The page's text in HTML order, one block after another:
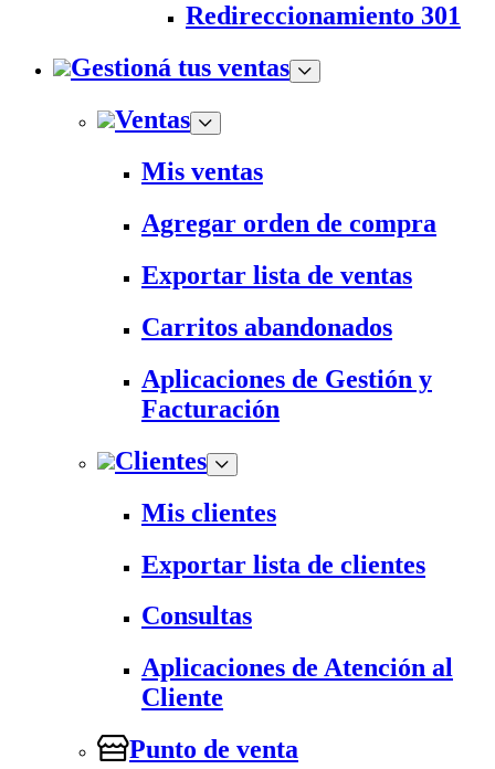
Redireccionamiento 301
Gestioná tus ventas
Ventas
Mis ventas
Agregar orden de compra
Exportar lista de ventas
Carritos abandonados
Aplicaciones de Gestión y
Facturación
Clientes
Mis clientes
Exportar lista de clientes
Consultas
Aplicaciones de Atención al
Cliente
Punto de venta